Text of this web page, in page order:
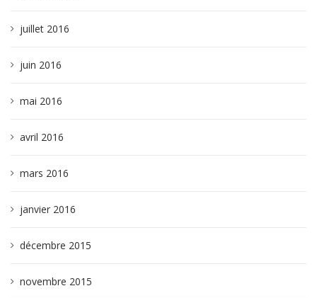
juillet 2016
juin 2016
mai 2016
avril 2016
mars 2016
janvier 2016
décembre 2015
novembre 2015